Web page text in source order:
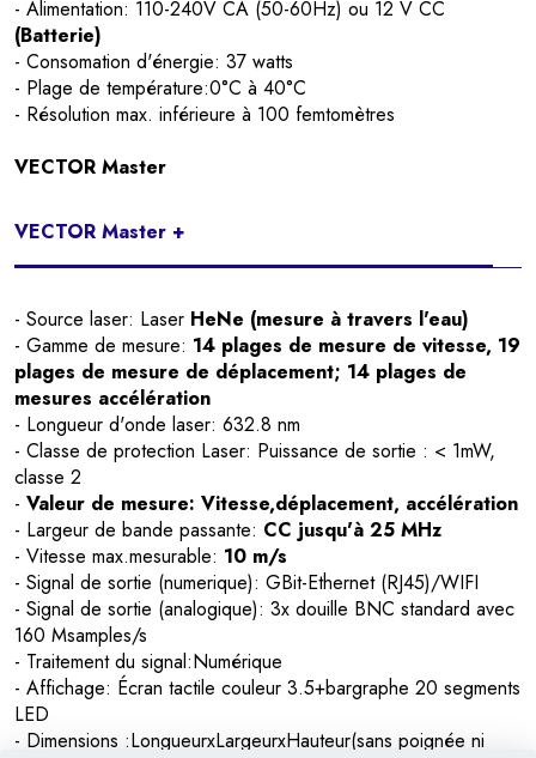
- Alimentation: 110-240V CA (50-60Hz) ou 12 V CC
(Batterie)
- Consomation d'énergie: 37 watts
- Plage de température:0°C à 40°C
- Résolution max. inférieure à 100 femtomètres
VECTOR Master
VECTOR Master +
- Source laser: Laser HeNe (mesure à travers l'eau)
- Gamme de mesure: 14 plages de mesure de vitesse, 19
plages de mesure de déplacement; 14 plages de
mesures accélération
- Longueur d'onde laser: 632.8 nm
- Classe de protection Laser: Puissance de sortie : < 1mW,
classe 2
- Valeur de mesure: Vitesse,déplacement, accélération
- Largeur de bande passante: CC jusqu'à 25 MHz
- Vitesse max.mesurable: 10 m/s
- Signal de sortie (numerique): GBit-Ethernet (RJ45)/WIFI
- Signal de sortie (analogique): 3x douille BNC standard avec
160 Msamples/s
- Traitement du signal:Numérique
- Affichage: Écran tactile couleur 3.5+bargraphe 20 segments
LED
- Dimensions :LongueurxLargeurxHauteur(sans poignée ni